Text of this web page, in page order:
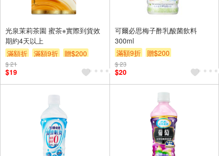
光泉茉莉茶園 蜜茶※實際到貨效
期約4天以上
滿額折
滿額9折 贈$200
$ 21
$19
可爾必思梅子酢乳酸菌飲料
300ml
滿額9折
贈$200
$ 23
$20